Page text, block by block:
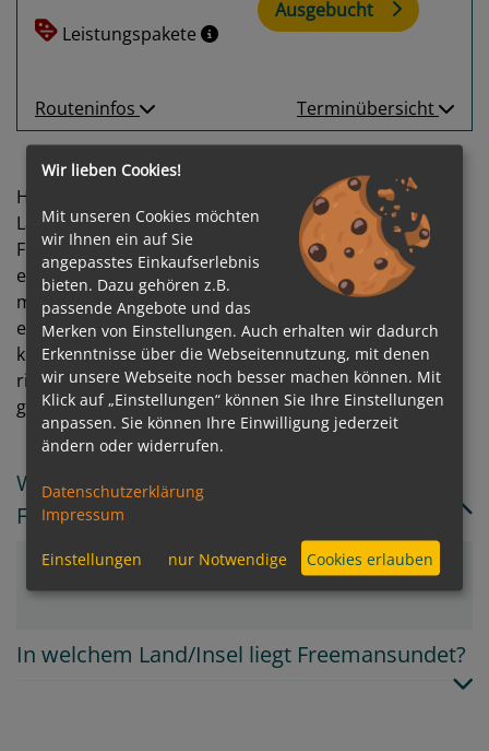
Leistungspakete
Ausgebucht
Routeninfos Terminübersicht
Hügel, Tafelberge und Eiskappen bestimmen das
Landschaftsbild der beiden Inseln rechts und links des
Freemansundet. Mit etwas Glück begegnen Sie auf
einem Landgang Rentieren, Polarfüchsen oder einem
mächtigen Eisbär. Hobby-Ornithologen sollten sich
einen Ausflug zu einem der zahlreichen Vogelfelsen
keinesfalls entgehen lassen, in welchen vor allem
riesige Kolonien von Dreizehenmöwen einen ideal
geschützten Lebensraum gefunden haben.
Welche Reedereien und Schiffe fahren nach
Freemansundet?
HX Expeditions
In welchem Land/Insel liegt Freemansundet?
Wir lieben Cookies!
Mit unseren Cookies möchten
wir Ihnen ein auf Sie
angepasstes Einkaufserlebnis
bieten. Dazu gehören z.B.
passende Angebote und das
Merken von Einstellungen. Auch erhalten wir dadurch
Erkenntnisse über die Webseitennutzung, mit denen
wir unsere Webseite noch besser machen können. Mit
Klick auf „Einstellungen“ können Sie Ihre Einstellungen
anpassen. Sie können Ihre Einwilligung jederzeit
ändern oder widerrufen.
Datenschutzerklärung
Impressum
Einstellungen nur Notwendige Cookies erlauben